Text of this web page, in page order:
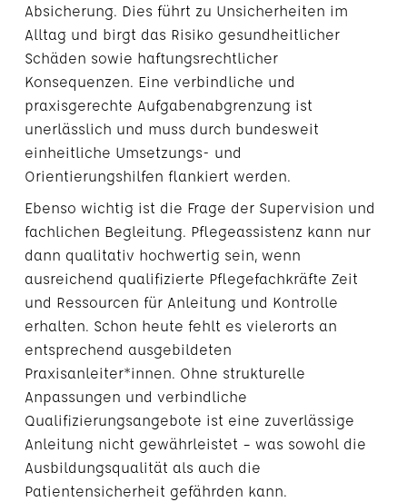
Absicherung. Dies führt zu Unsicherheiten im
Alltag und birgt das Risiko gesundheitlicher
Schäden sowie haftungsrechtlicher
Konsequenzen. Eine verbindliche und
praxisgerechte Aufgabenabgrenzung ist
unerlässlich und muss durch bundesweit
einheitliche Umsetzungs- und
Orientierungshilfen flankiert werden.
Ebenso wichtig ist die Frage der Supervision und
fachlichen Begleitung. Pflegeassistenz kann nur
dann qualitativ hochwertig sein, wenn
ausreichend qualifizierte Pflegefachkräfte Zeit
und Ressourcen für Anleitung und Kontrolle
erhalten. Schon heute fehlt es vielerorts an
entsprechend ausgebildeten
Praxisanleiter*innen. Ohne strukturelle
Anpassungen und verbindliche
Qualifizierungsangebote ist eine zuverlässige
Anleitung nicht gewährleistet – was sowohl die
Ausbildungsqualität als auch die
Patientensicherheit gefährden kann.